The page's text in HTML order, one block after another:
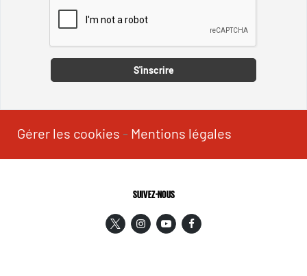
S'inscrire
Gérer les cookies - Mentions légales
SUIVEZ-NOUS